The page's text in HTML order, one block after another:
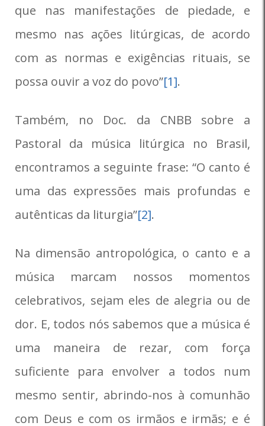
que nas manifestações de piedade, e
mesmo nas ações litúrgicas, de acordo
com as normas e exigências rituais, se
possa ouvir a voz do povo”[1].
Também, no Doc. da CNBB sobre a
Pastoral da música litúrgica no Brasil,
encontramos a seguinte frase: “O canto é
uma das expressões mais profundas e
autênticas da liturgia”[2].
Na dimensão antropológica, o canto e a
música marcam nossos momentos
celebrativos, sejam eles de alegria ou de
dor. E, todos nós sabemos que a música é
uma maneira de rezar, com força
suficiente para envolver a todos num
mesmo sentir, abrindo-nos à comunhão
com Deus e com os irmãos e irmãs; e é